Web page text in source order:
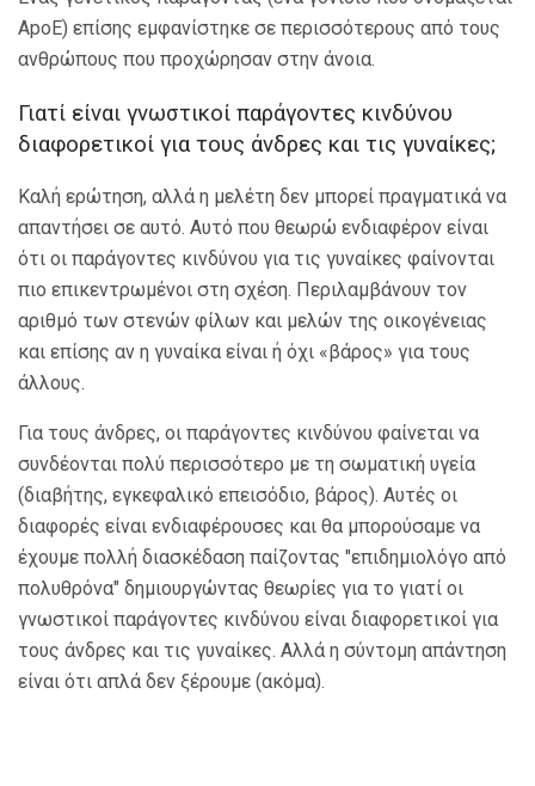
ApoE) επίσης εμφανίστηκε σε περισσότερους από τους
ανθρώπους που προχώρησαν στην άνοια.
Γιατί είναι γνωστικοί παράγοντες κινδύνου
διαφορετικοί για τους άνδρες και τις γυναίκες;
Καλή ερώτηση, αλλά η μελέτη δεν μπορεί πραγματικά να
απαντήσει σε αυτό. Αυτό που θεωρώ ενδιαφέρον είναι
ότι οι παράγοντες κινδύνου για τις γυναίκες φαίνονται
πιο επικεντρωμένοι στη σχέση. Περιλαμβάνουν τον
αριθμό των στενών φίλων και μελών της οικογένειας
και επίσης αν η γυναίκα είναι ή όχι «βάρος» για τους
άλλους.
Για τους άνδρες, οι παράγοντες κινδύνου φαίνεται να
συνδέονται πολύ περισσότερο με τη σωματική υγεία
(διαβήτης, εγκεφαλικό επεισόδιο, βάρος). Αυτές οι
διαφορές είναι ενδιαφέρουσες και θα μπορούσαμε να
έχουμε πολλή διασκέδαση παίζοντας "επιδημιολόγο από
πολυθρόνα" δημιουργώντας θεωρίες για το γιατί οι
γνωστικοί παράγοντες κινδύνου είναι διαφορετικοί για
τους άνδρες και τις γυναίκες. Αλλά η σύντομη απάντηση
είναι ότι απλά δεν ξέρουμε (ακόμα).